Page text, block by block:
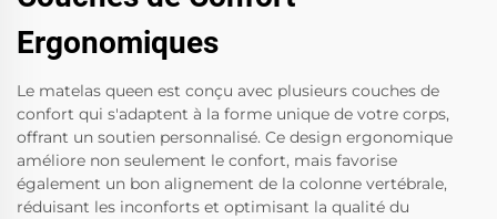
Ergonomiques
Le matelas queen est conçu avec plusieurs couches de
confort qui s'adaptent à la forme unique de votre corps,
offrant un soutien personnalisé. Ce design ergonomique
améliore non seulement le confort, mais favorise
également un bon alignement de la colonne vertébrale,
réduisant les inconforts et optimisant la qualité du